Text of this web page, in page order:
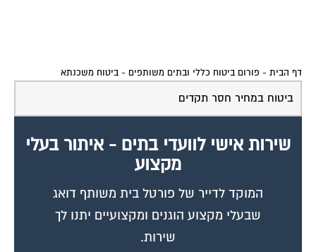
ביטוח במחיר חסר תקדים
מקצוע
המוקד לדייר של פורטל בית משותף דואג
שבעלי מקצוע הוגנים ומקצועיים יתנו לך
שירות.
מלא את הטופס אולחץ לשליחת הודעת